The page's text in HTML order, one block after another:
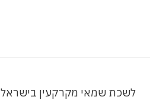
לשכת שמאי מקרקעין בישראל